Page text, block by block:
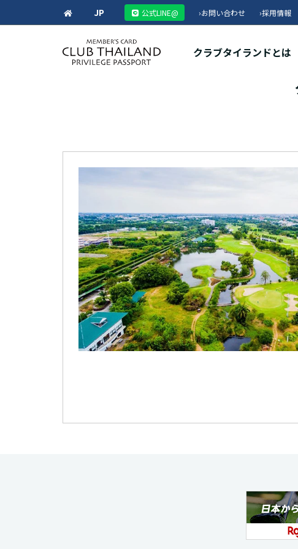
JP 公式LINE@ ›お問い合わせ ›採用情報
クラブタイランドとは